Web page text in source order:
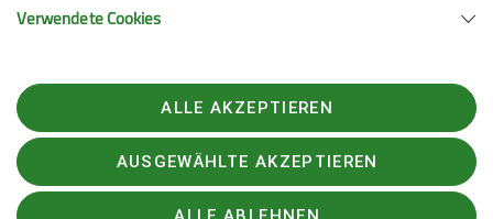
Sektion Wolfratshausen des Deutschen Alpenvereins e.V.
Telefon +4981713870874
Datenschutz-Einstellungen
Datenschutz
Impressum
Verwendete Cookies
ALLE AKZEPTIEREN
AUSGEWÄHLTE AKZEPTIEREN